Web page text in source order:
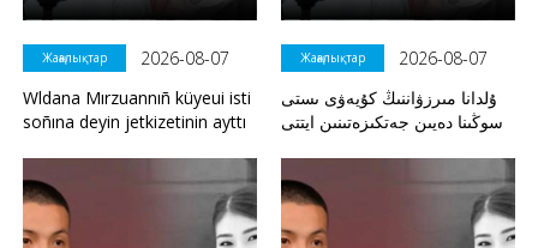
Жаңалықтар
2026-08-07
Wldana Mırzuannıñ küyeui isti
soñına deyin jetkizetinin ayttı
Жаңалықтар
2026-08-07
ۇلدانا مىرزۋاننىڭ كۇيەۋى ىستى
سوڭىنا دەيىن جەتكىزەتىنىن ايتتى